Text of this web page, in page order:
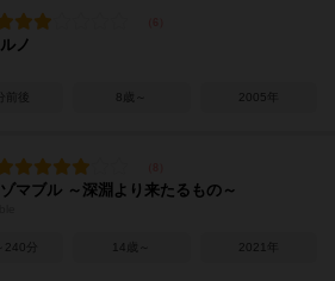
ノ
前後 8歳～ 2005年
マブル ～深淵より来たるもの～
240分 14歳～ 2021年